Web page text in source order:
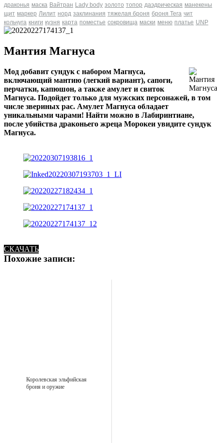
драконья маска Вайтран Lady body золото топор даэдрическая манекены
щит маркер Лилит норд заклинания тяжелая броня броня Tera чит
кольчуга книги кузня карта поместье сокровища маски меню платье UNP
Мантия Магнуса
Мод добавит сундук с набором Магнуса,
включающий мантию (легкий вариант), сапоги,
перчатки, капюшон, а также амулет и свиток
Магнуса. Подойдет только для мужских персонажей, в том
числе звериных рас. Амулет Магнуса обладает
уникальными чарами! Найти можно в Лабиринтиане,
после убийства драконьего жреца Морокеи увидите сундук
Магнуса.
СКАЧАТЬ
Похожие записи:
Королевская эльфийская
броня и оружие